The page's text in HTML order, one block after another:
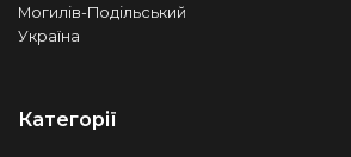
Могилів-Подільський
Україна
Категорії